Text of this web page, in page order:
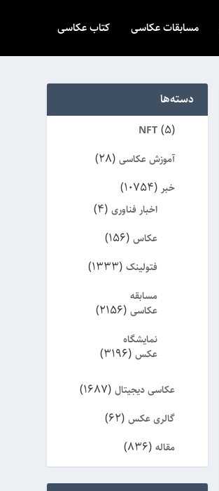
مسابقات عکاسی کتاب عکاسی
دسته‌ها
NFT (5)
آموزش عکاسی(28)
خبر (10754)
اخبار فناوری(4)
عکاس(156)
فتولینک(1333)
مسابقه
عکاسی(2156)
نمایشگاه
عکس(3196)
عکاسی دیجیتال(1687)
گالری عکس(62)
مقاله(836)